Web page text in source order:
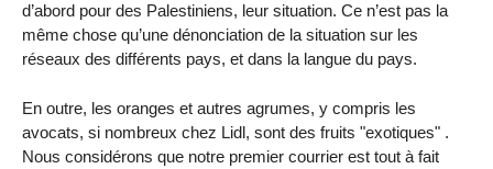
d’abord pour des Palestiniens, leur situation. Ce n’est pas la
même chose qu’une dénonciation de la situation sur les
réseaux des différents pays, et dans la langue du pays.
En outre, les oranges et autres agrumes, y compris les
avocats, si nombreux chez Lidl, sont des fruits "exotiques" .
Nous considérons que notre premier courrier est tout à fait